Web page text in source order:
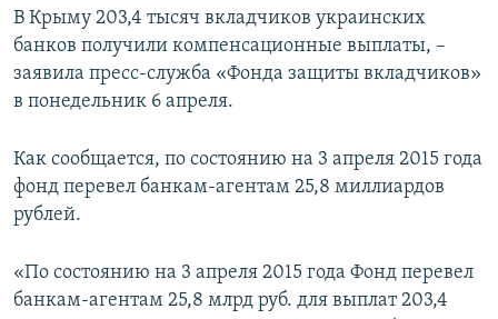
поискуИНФОГРАФИКА
ТЕЛЕПРОЕКТ КРЫМ.РЕАЛИИ
СОВЕТЫ ПРАВОЗАЩИТНИКОВ
ПОБЕДИТЕЛЕЙ НЕ СУДЯТ?
КРЫМ.НЕПОКОРЕННЫЙ
УКРАИНСКАЯ ПРОБЛЕМА КРЫМА
КАК ОБОЙТИ БЛОКИРОВКУ
Українською
ПРИСОЕДИНЯЙТЕСЬ!
В Крыму 203,4 тысяч вкладчиков украинских
банков получили компенсационные выплаты, –
заявила пресс-служба «Фонда защиты вкладчиков»
в понедельник 6 апреля.
Как сообщается, по состоянию на 3 апреля 2015 года
фонд перевел банкам-агентам 25,8 миллиардов
рублей.
«По состоянию на 3 апреля 2015 года Фонд перевел
банкам-агентам 25,8 млрд руб. для выплат 203,4